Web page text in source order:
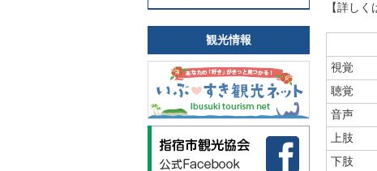
観光情報
【詳し
視覚
聴覚
音声
上肢
下肢